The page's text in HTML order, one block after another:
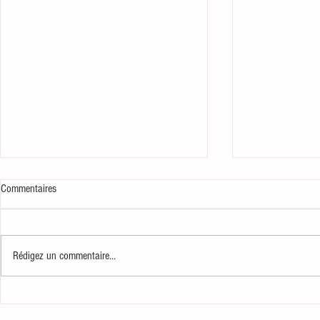
Robert le Cerf
Commentaires
Rédigez un commentaire...